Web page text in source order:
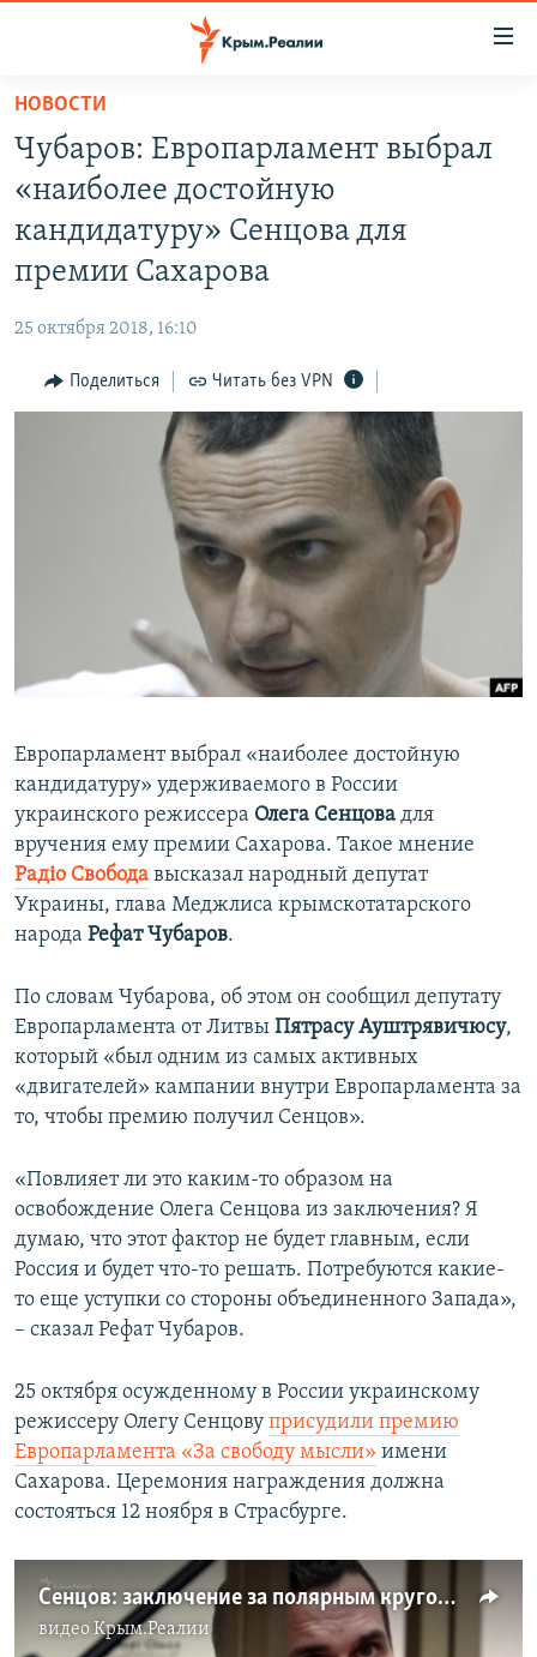
Вернуться
основному
содержанию
главной
Вернутся
поиску
НОВОСТИ
СПЕЦПРОЕКТЫ
КАРТА ВОЕННЫХ ОБЪЕКТОВ КРЫМА
ИНТЕРАКТИВ
ИНФОГРАФИКА
ТЕЛЕПРОЕКТ КРЫМ.РЕАЛИИ
СОВЕТЫ ПРАВОЗАЩИТНИКОВ
ПРОПАВШИЕ БЕЗ ВЕСТИ
ПОБЕДИТЕЛЕЙ НЕ СУДЯТ?
КРЫМ.НЕПОКОРЕННЫЙ
УКРАИНСКАЯ ПРОБЛЕМА КРЫМА
РАДІО СВОБОДА
КАК ОБОЙТИ БЛОКИРОВКУ
НОВОСТИ
Чубаров: Европарламент выбрал
«наиболее достойную
кандидатуру» Сенцова для
премии Сахарова
25 октября 2018, 16:10
Поделиться Читать без VPN
Европарламент выбрал «наиболее достойную
кандидатуру» удерживаемого в России
украинского режиссера Олега Сенцова для
вручения ему премии Сахарова. Такое мнение
Радіо Свобода высказал народный депутат
Украины, глава Меджлиса крымскотатарского
народа Рефат Чубаров.
По словам Чубарова, об этом он сообщил депутату
Европарламента от Литвы Пятрасу Ауштрявичюсу,
который «был одним из самых активных
«двигателей» кампании внутри Европарламента за
то, чтобы премию получил Сенцов».
«Повлияет ли это каким-то образом на
освобождение Олега Сенцова из заключения? Я
думаю, что этот фактор не будет главным, если
Россия и будет что-то решать. Потребуются какие-
то еще уступки со стороны объединенного Запада»,
– сказал Рефат Чубаров.
25 октября осужденному в России украинскому
режиссеру Олегу Сенцову присудили премию
Европарламента «За свободу мысли» имени
Сахарова. Церемония награждения должна
состояться 12 ноября в Страсбурге.
Сенцов: заключение за полярным кругом (видео)
видео Крым.Реалии